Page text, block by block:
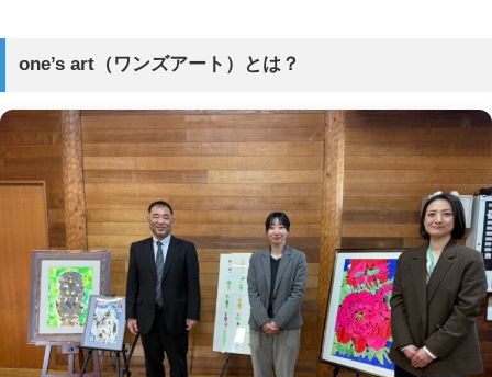
one’s art（ワンズアート）とは？